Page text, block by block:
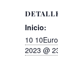
Inicio:
10
2023 @